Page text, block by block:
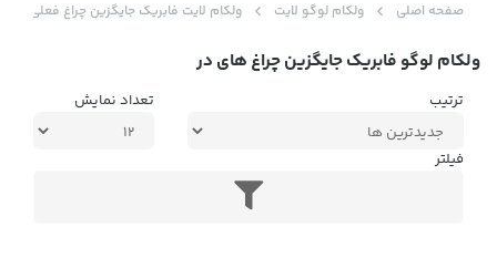
صفحه اصلی ولکام لوگو لایت ولکام لایت فابریک جایگزین چراغ فعلی
ولکام لوگو فابریک جایگزین چراغ های در
ترتیب تعداد نمایش
فیلتر